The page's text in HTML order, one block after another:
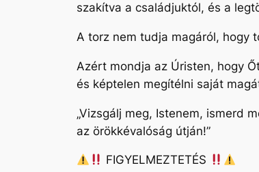
szakítva a családjuktól, és a
A torz nem tudja magáról, hogy
Azért mondja az Úristen, hogy
és képtelen megítélni saját
„Vizsgálj meg, Istenem, ismerd
az örökkévalóság útján!”
FIGYELMEZTETÉS